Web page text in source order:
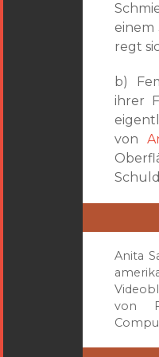
einem
regt
b)
ihrer
von
Anita
von